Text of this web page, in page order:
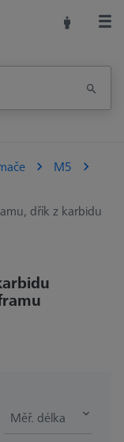
M5
dřík z karbidu
Měř. délka (ML)